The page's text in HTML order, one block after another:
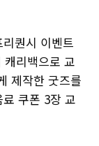
퀀시 이벤트
리백으로 교
제작한 굿즈를
쿠폰 3장 교